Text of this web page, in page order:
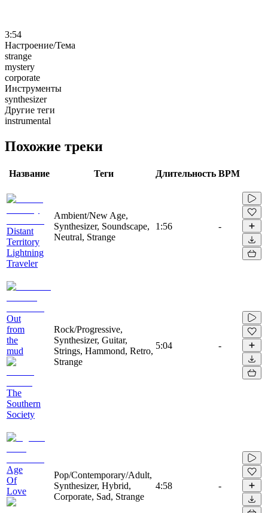
3:54
Настроение/Тема
strange
mystery
corporate
Инструменты
synthesizer
Другие теги
instrumental
Похожие треки
Название Теги Длительность BPM
Distant
Territory
Lightning
Traveler
Ambient/New Age,
Synthesizer, Soundscape,
Neutral, Strange
1:56 -
Out
from
the
mud
The
Southern
Society
Rock/Progressive,
Synthesizer, Guitar,
Strings, Hammond, Retro,
Strange
5:04 -
Age
Of
Love
Pop/Contemporary/Adult,
Synthesizer, Hybrid,
Corporate, Sad, Strange
4:58 -